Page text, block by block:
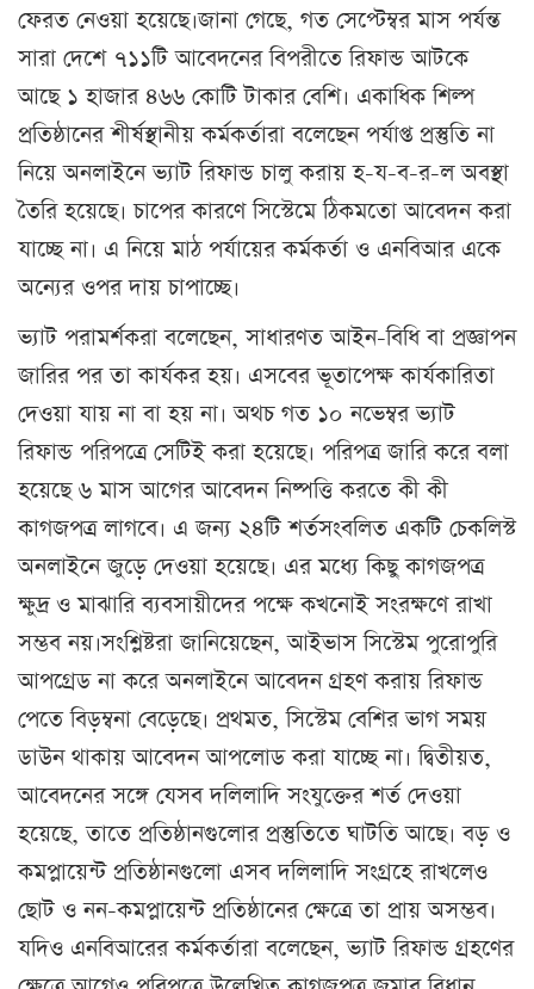
ফেরত নেওয়া হয়েছে।জানা গেছে, গত সেপ্টেম্বর মাস পর্যন্ত
সারা দেশে ৭১১টি আবেদনের বিপরীতে রিফান্ড আটকে
আছে ১ হাজার ৪৬৬ কোটি টাকার বেশি। একাধিক শিল্প
প্রতিষ্ঠানের শীর্ষস্থানীয় কর্মকর্তারা বলেছেন পর্যাপ্ত প্রস্তুতি না
নিয়ে অনলাইনে ভ্যাট রিফান্ড চালু করায় হ-য-ব-র-ল অবস্থা
তৈরি হয়েছে। চাপের কারণে সিস্টেমে ঠিকমতো আবেদন করা
যাচ্ছে না। এ নিয়ে মাঠ পর্যায়ের কর্মকর্তা ও এনবিআর একে
অন্যের ওপর দায় চাপাচ্ছে।
ভ্যাট পরামর্শকরা বলেছেন, সাধারণত আইন-বিধি বা প্রজ্ঞাপন
জারির পর তা কার্যকর হয়। এসবের ভূতাপেক্ষ কার্যকারিতা
দেওয়া যায় না বা হয় না। অথচ গত ১০ নভেম্বর ভ্যাট
রিফান্ড পরিপত্রে সেটিই করা হয়েছে। পরিপত্র জারি করে বলা
হয়েছে ৬ মাস আগের আবেদন নিষ্পত্তি করতে কী কী
কাগজপত্র লাগবে। এ জন্য ২৪টি শর্তসংবলিত একটি চেকলিস্ট
অনলাইনে জুড়ে দেওয়া হয়েছে। এর মধ্যে কিছু কাগজপত্র
ক্ষুদ্র ও মাঝারি ব্যবসায়ীদের পক্ষে কখনোই সংরক্ষণে রাখা
সম্ভব নয়।সংশ্লিষ্টরা জানিয়েছেন, আইভাস সিস্টেম পুরোপুরি
আপগ্রেড না করে অনলাইনে আবেদন গ্রহণ করায় রিফান্ড
পেতে বিড়ম্বনা বেড়েছে। প্রথমত, সিস্টেম বেশির ভাগ সময়
ডাউন থাকায় আবেদন আপলোড করা যাচ্ছে না। দ্বিতীয়ত,
আবেদনের সঙ্গে যেসব দলিলাদি সংযুক্তের শর্ত দেওয়া
হয়েছে, তাতে প্রতিষ্ঠানগুলোর প্রস্তুতিতে ঘাটতি আছে। বড় ও
কমপ্লায়েন্ট প্রতিষ্ঠানগুলো এসব দলিলাদি সংগ্রহে রাখলেও
ছোট ও নন-কমপ্লায়েন্ট প্রতিষ্ঠানের ক্ষেত্রে তা প্রায় অসম্ভব।
যদিও এনবিআরের কর্মকর্তারা বলেছেন, ভ্যাট রিফান্ড গ্রহণের